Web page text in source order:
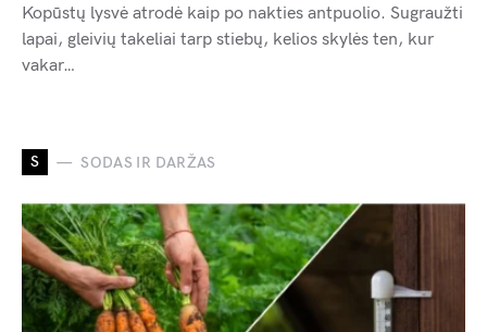
Kopūstų lysvė atrodė kaip po nakties antpuolio. Sugraužti
lapai, gleivių takeliai tarp stiebų, kelios skylės ten, kur
vakar…
S SODAS IR DARŽAS